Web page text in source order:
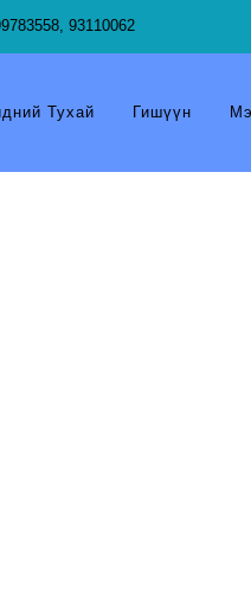
93110062
Тухай
Гишүүн